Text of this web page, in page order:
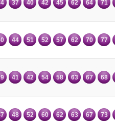
37 40 42 45 62 64 71
44 51 52 57 62 70 77
41 42 54 58 63 67 68
48 52 60 62 63 67 73